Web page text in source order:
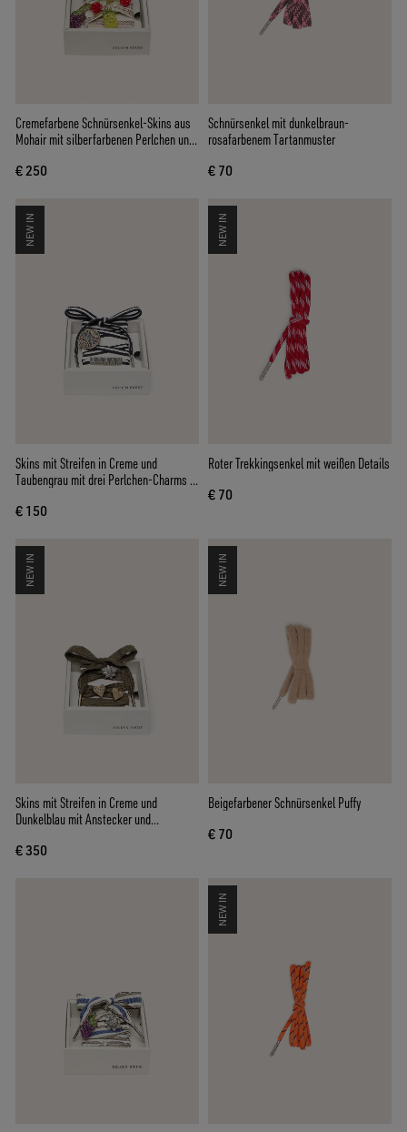
Cremefarbene Schnürsenkel-Skins aus
Mohair mit silberfarbenen Perlchen und
€ 250
Schnürsenkel mit dunkelbraun-
rosafarbenem Tartanmuster
€ 70
NEW IN
Skins mit Streifen in Creme und
Taubengrau mit drei Perlchen-Charms in
€ 150
NEW IN
Roter Trekkingsenkel mit weißen Details
€ 70
NEW IN
Skins mit Streifen in Creme und
Dunkelblau mit Anstecker und
€ 350
NEW IN
Beigefarbener Schnürsenkel Puffy
€ 70
NEW IN